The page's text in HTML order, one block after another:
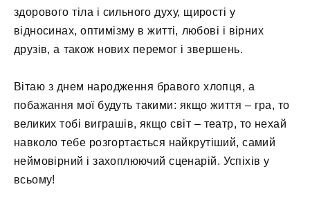
здорового тіла і сильного духу, щирості у
відносинах, оптимізму в житті, любові і вірних
друзів, а також нових перемог і звершень.
Вітаю з днем ​​народження бравого хлопця, а
побажання мої будуть такими: якщо життя – гра, то
великих тобі виграшів, якщо світ – театр, то нехай
навколо тебе розгортається найкрутіший, самий
неймовірний і захоплюючий сценарій. Успіхів у
всьому!